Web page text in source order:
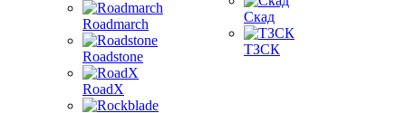
Roadmarch
Roadstone
RoadX
Скад
ТЗСК